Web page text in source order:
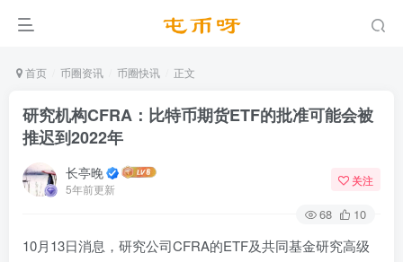
首页 币圈资讯 币圈快讯 正文
研究机构CFRA：比特币期货ETF的批准可能会被
推迟到2022年
长亭晚
5年前更新
关注
68 10
10月13日消息，研究公司CFRA的ETF及共同基金研究高级